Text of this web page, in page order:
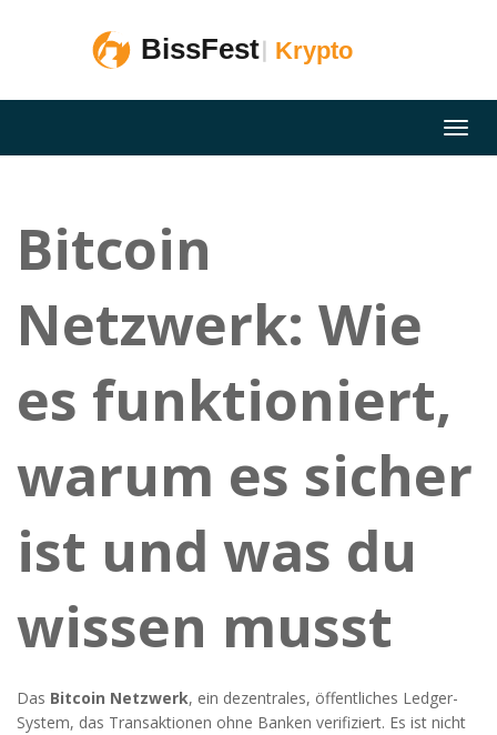
Bitcoin
Netzwerk: Wie
es funktioniert,
warum es sicher
ist und was du
wissen musst
Das Bitcoin Netzwerk, ein dezentrales, öffentliches Ledger-
System, das Transaktionen ohne Banken verifiziert. Es ist nicht